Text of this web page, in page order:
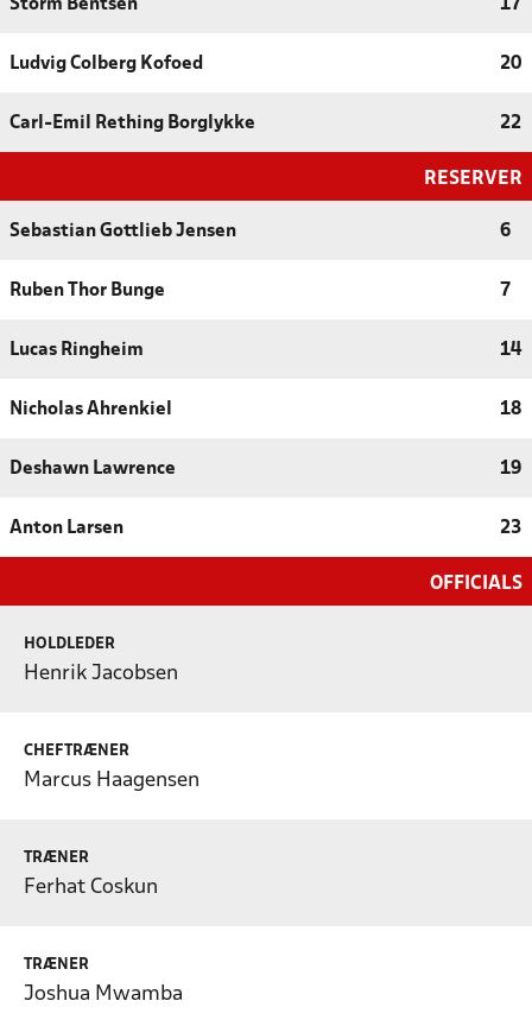
Storm Bentsen 17
Ludvig Colberg Kofoed 20
Carl-Emil Rething Borglykke 22
RESERVER
Sebastian Gottlieb Jensen 6
Ruben Thor Bunge 7
Lucas Ringheim 14
Nicholas Ahrenkiel 18
Deshawn Lawrence 19
Anton Larsen 23
OFFICIALS
HOLDLEDER
Henrik Jacobsen
CHEFTRÆNER
Marcus Haagensen
TRÆNER
Ferhat Coskun
TRÆNER
Joshua Mwamba